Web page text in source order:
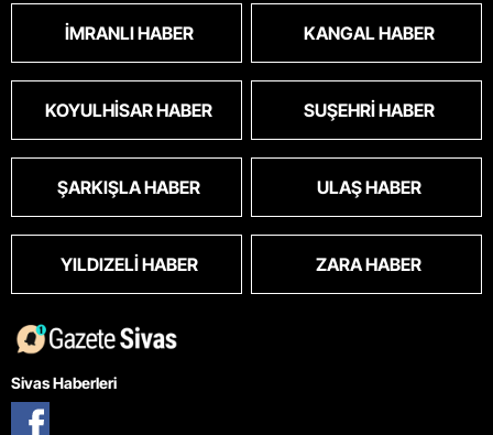
İMRANLI HABER KANGAL HABER
KOYULHISAR HABER SUŞEHRI HABER
ŞARKIŞLA HABER ULAŞ HABER
YILDIZELI HABER ZARA HABER
Sivas Haberleri